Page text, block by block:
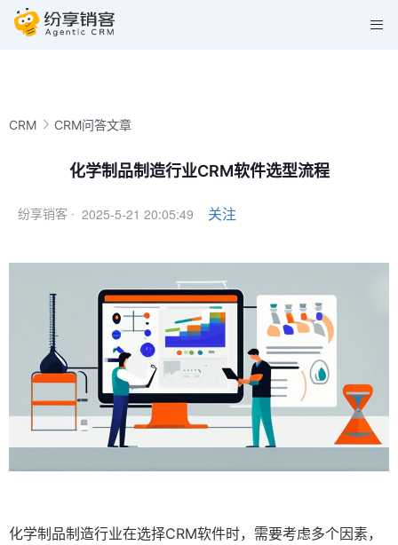
CRM CRM问答文章
化学制品制造行业CRM软件选型流程
纷享销客 · 2025-5-21 20:05:49 关注
化学制品制造行业在选择CRM软件时，需要考虑多个因素，